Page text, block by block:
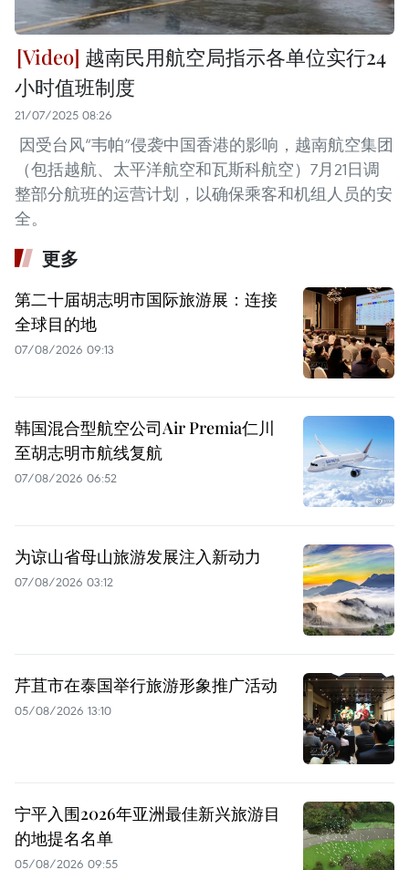
越南民用航空局指示各单位实行24
小时值班制度
21/07/2025 08:26
因受台风“韦帕”侵袭中国香港的影响，越南航空集团
（包括越航、太平洋航空和瓦斯科航空）7月21日调
整部分航班的运营计划，以确保乘客和机组人员的安
全。
更多
第二十届胡志明市国际旅游展：连接
全球目的地
07/08/2026 09:13
韩国混合型航空公司Air Premia仁川
至胡志明市航线复航
07/08/2026 06:52
为谅山省母山旅游发展注入新动力
07/08/2026 03:12
芹苴市在泰国举行旅游形象推广活动
05/08/2026 13:10
宁平入围2026年亚洲最佳新兴旅游目
的地提名名单
05/08/2026 09:55